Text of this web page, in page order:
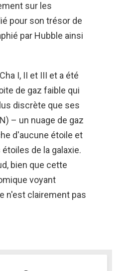
sur les
pour son trésor de
par Hubble ainsi
I, II et III et a été
de gaz faible qui
discrète que ses
– un nuage de gaz
d'aucune étoile et
de la galaxie.
bien que cette
voyant
n'est clairement pas